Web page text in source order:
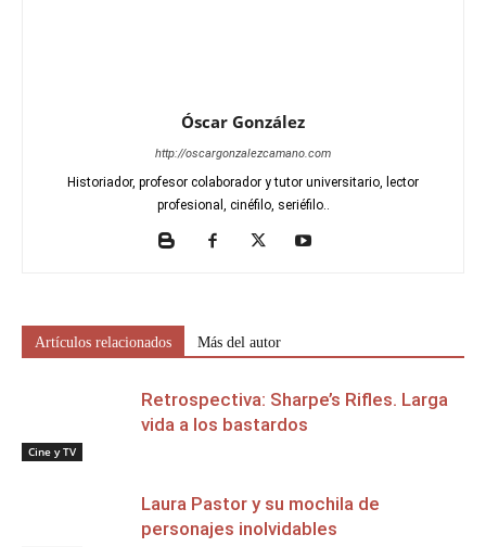
Óscar González
http://oscargonzalezcamano.com
Historiador, profesor colaborador y tutor universitario, lector
profesional, cinéfilo, seriéfilo..
Artículos relacionados Más del autor
Cine y TV
Retrospectiva: Sharpe’s Rifles. Larga
vida a los bastardos
Laura Pastor y su mochila de
personajes inolvidables